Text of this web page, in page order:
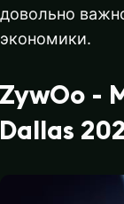
довольно
экономики.
ZywOo -
Dallas